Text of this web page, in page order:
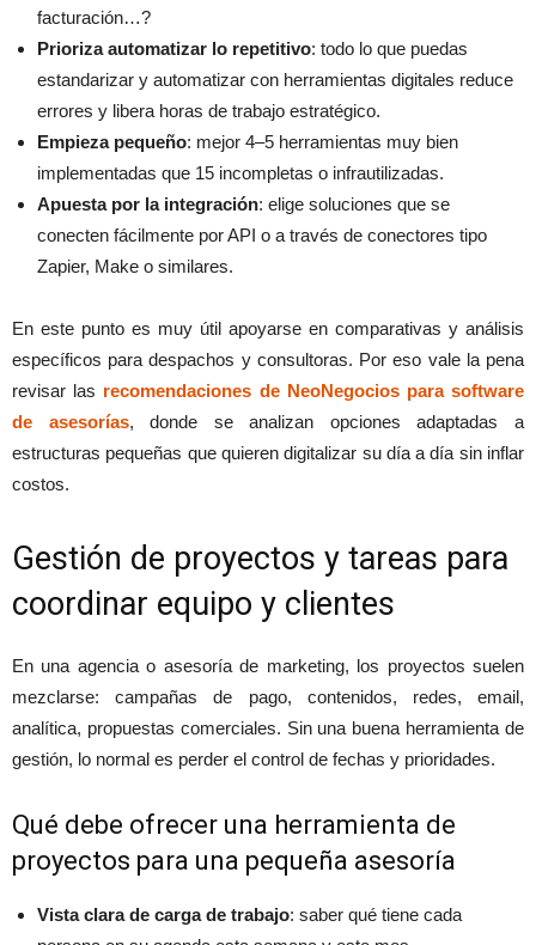
facturación…?
Prioriza automatizar lo repetitivo: todo lo que puedas
estandarizar y automatizar con herramientas digitales reduce
errores y libera horas de trabajo estratégico.
Empieza pequeño: mejor 4–5 herramientas muy bien
implementadas que 15 incompletas o infrautilizadas.
Apuesta por la integración: elige soluciones que se
conecten fácilmente por API o a través de conectores tipo
Zapier, Make o similares.
En este punto es muy útil apoyarse en comparativas y análisis
específicos para despachos y consultoras. Por eso vale la pena
revisar las recomendaciones de NeoNegocios para software
de asesorías, donde se analizan opciones adaptadas a
estructuras pequeñas que quieren digitalizar su día a día sin inflar
costos.
Gestión de proyectos y tareas para
coordinar equipo y clientes
En una agencia o asesoría de marketing, los proyectos suelen
mezclarse: campañas de pago, contenidos, redes, email,
analítica, propuestas comerciales. Sin una buena herramienta de
gestión, lo normal es perder el control de fechas y prioridades.
Qué debe ofrecer una herramienta de
proyectos para una pequeña asesoría
Vista clara de carga de trabajo: saber qué tiene cada